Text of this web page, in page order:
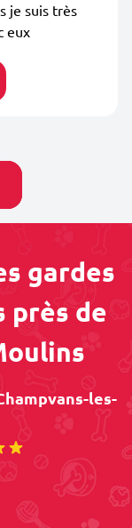
je suis très
eux
gardes
près de
les-